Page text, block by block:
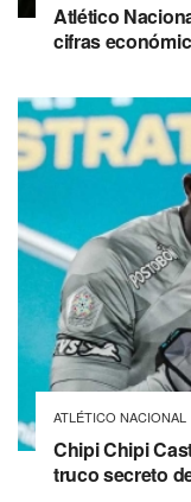
Atlético
cifras
ATLÉTICO NACIONAL
Chipi Chipi
truco secreto